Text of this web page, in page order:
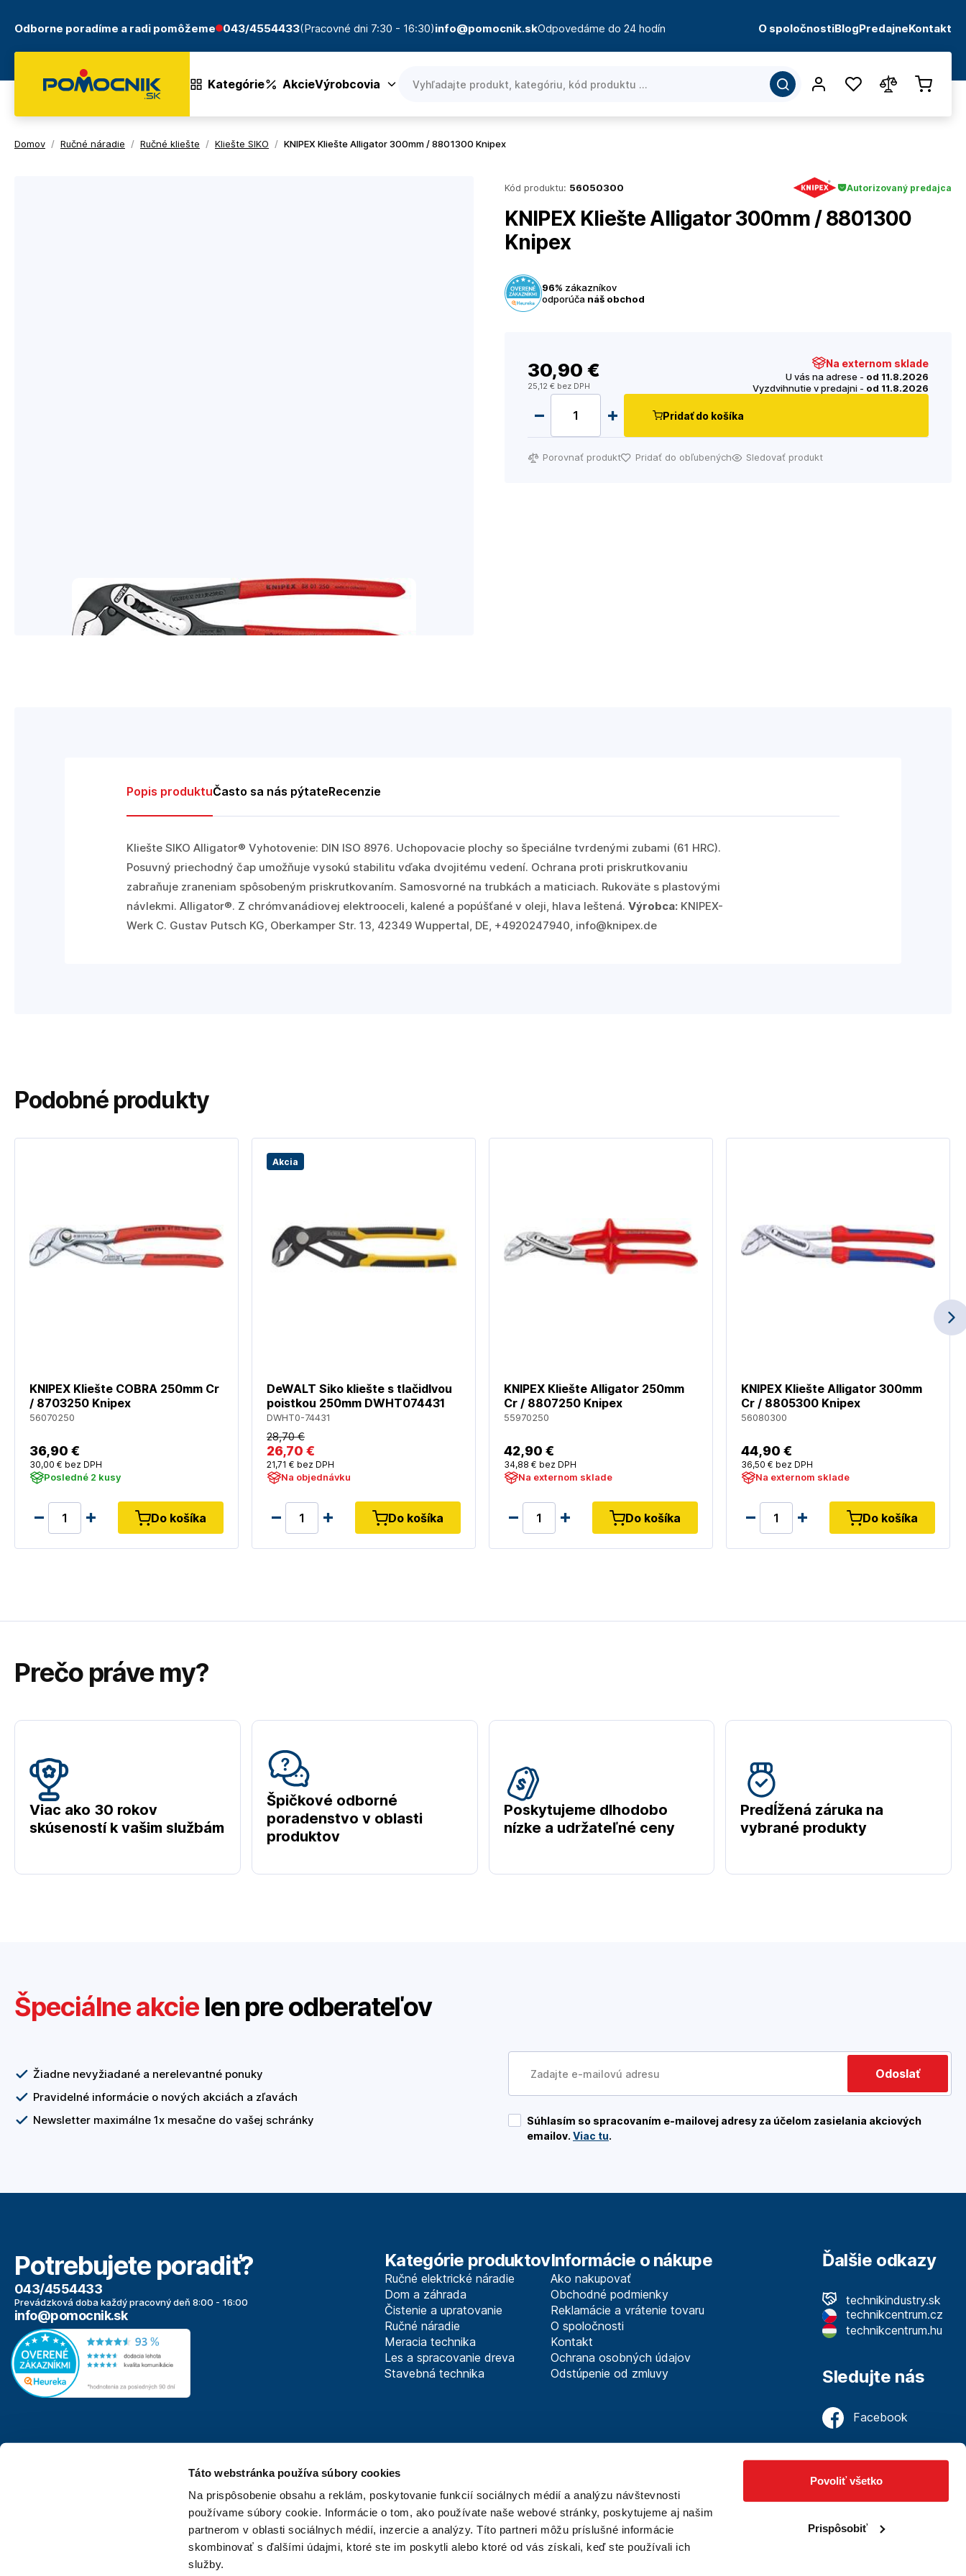
Táto webstránka používa súbory cookies
Na prispôsobenie obsahu a reklám, poskytovanie funkcií sociálnych médií a analýzu návštevnosti
používame súbory cookie. Informácie o tom, ako používate naše webové stránky, poskytujeme aj našim
partnerom v oblasti sociálnych médií, inzercie a analýzy. Títo partneri môžu príslušné informácie
skombinovať s ďalšími údajmi, ktoré ste im poskytli alebo ktoré od vás získali, keď ste používali ich
služby.
Povoliť všetko
Prispôsobiť
Odborne poradíme a radi pomôžeme 043/4554433(Pracovné dni 7:30 - 16:30)info@pomocnik.skOdpovedáme do 24 hodín O spoločnostiBlogPredajneKontakt
Kategórie AkcieVýrobcovia
Domov / Ručné náradie / Ručné kliešte / Kliešte SIKO / KNIPEX Kliešte Alligator 300mm / 8801300 Knipex
Kód produktu: 56050300 Autorizovaný predajca
KNIPEX Kliešte Alligator 300mm / 8801300
Knipex
96% zákazníkov
odporúča náš obchod
30,90 €
25 ,12 € bez DPH
Na externom sklade
U vás na adrese - od 11.8.2026
Vyzdvihnutie v predajni - od 11.8.2026
Pridať do košíka
Porovnať produkt Pridať do obľubených Sledovať produkt
Popis produktuČasto sa nás pýtateRecenzie
Kliešte SIKO Alligator® Vyhotovenie: DIN ISO 8976. Uchopovacie plochy so špeciálne tvrdenými zubami (61 HRC).
Posuvný priechodný čap umožňuje vysokú stabilitu vďaka dvojitému vedení. Ochrana proti priskrutkovaniu
zabraňuje zraneniam spôsobeným priskrutkovaním. Samosvorné na trubkách a maticiach. Rukoväte s plastovými
návlekmi. Alligator®. Z chrómvanádiovej elektrooceli, kalené a popúšťané v oleji, hlava leštená. Výrobca: KNIPEX-
Werk C. Gustav Putsch KG, Oberkamper Str. 13, 42349 Wuppertal, DE, +4920247940, info@knipex.de
Podobné produkty
KNIPEX Kliešte COBRA 250mm Cr
/ 8703250 Knipex
56070250
36,90 €
30,00 € bez DPH
Posledné 2 kusy
Do košíka
Akcia
DeWALT Siko kliešte s tlačidlvou
poistkou 250mm DWHT074431
DWHT0-74431
28,70 €
26,70 €
21,71 € bez DPH
Na objednávku
Do košíka
KNIPEX Kliešte Alligator 250mm
Cr / 8807250 Knipex
55970250
42,90 €
34,88 € bez DPH
Na externom sklade
Do košíka
KNIPEX Kliešte Alligator 300mm
Cr / 8805300 Knipex
56080300
44,90 €
36,50 € bez DPH
Na externom sklade
Do košíka
Prečo práve my?
Viac ako 30 rokov
skúseností k vašim službám
Špičkové odborné
poradenstvo v oblasti
produktov
Poskytujeme dlhodobo
nízke a udržateľné ceny
Predĺžená záruka na
vybrané produkty
Špeciálne akcielen pre odberateľov
Žiadne nevyžiadané a nerelevantné ponuky
Pravidelné informácie o nových akciách a zľavách
Newsletter maximálne 1x mesačne do vašej schránky
Odoslať
Súhlasím so spracovaním e-mailovej adresy za účelom zasielania akciových
emailov. Viac tu.
Potrebujete poradiť?
043/4554433
Prevádzková doba každý pracovný deň 8:00 - 16:00
info@pomocnik.sk
Kategórie produktov
Ručné elektrické náradie
Dom a záhrada
Čistenie a upratovanie
Ručné náradie
Meracia technika
Les a spracovanie dreva
Stavebná technika
Informácie o nákupe
Ako nakupovať
Obchodné podmienky
Reklamácie a vrátenie tovaru
O spoločnosti
Kontakt
Ochrana osobných údajov
Odstúpenie od zmluvy
Ďalšie odkazy
technikindustry.sk
technikcentrum.cz
technikcentrum.hu
Sledujte nás
Facebook
je neoddeliteľnou súčasťou spoločnosti Technik
, ktorá je lídrom v oblasti technického vybavenia a nástrojov.
Ako súčasť firmy Technik, Pomocnik.sk ťaží z dlhoročných skúseností, odbornosti a silného zázemia, ktoré spoločnosť Technik prináša.